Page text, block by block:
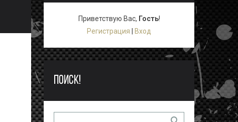
Приветствую Вас, Гость!
Регистрация
Вход
ПОИСК!